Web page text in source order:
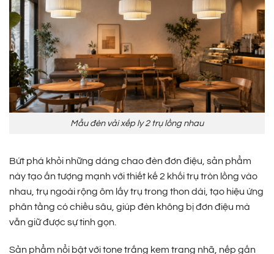
Mẫu đèn vải xếp ly 2 trụ lồng nhau
Bứt phá khỏi những dáng chao đèn đơn điệu, sản phẩm
này tạo ấn tượng mạnh với thiết kế 2 khối trụ tròn lồng vào
nhau, trụ ngoài rộng ôm lấy trụ trong thon dài, tạo hiệu ứng
phân tầng có chiều sâu, giúp đèn không bị đơn điệu mà
vẫn giữ được sự tinh gọn.
Sản phẩm nổi bật với tone trắng kem trang nhã, nếp gấn